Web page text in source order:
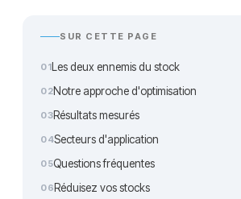
SUR CETTE PAGE
Les deux ennemis du stock
Notre approche d'optimisation
Résultats mesurés
Secteurs d'application
Questions fréquentes
Réduisez vos stocks